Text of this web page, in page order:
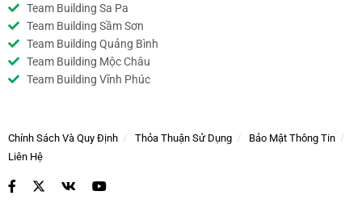
Team Building Sa Pa
Team Building Sầm Sơn
Team Building Quảng Bình
Team Building Mộc Châu
Team Building Vĩnh Phúc
Chính Sách Và Quy Định Thỏa Thuận Sử Dụng
Bảo Mật Thông Tin
Liên Hệ